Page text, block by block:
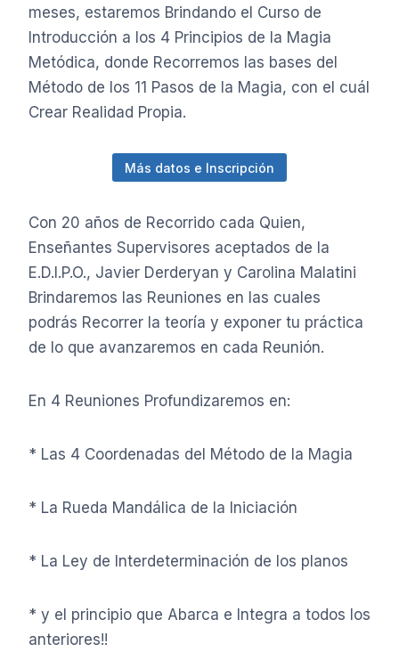
meses, estaremos Brindando el Curso de
Introducción a los 4 Principios de la Magia
Metódica, donde Recorremos las bases del
Método de los 11 Pasos de la Magia, con el cuál
Crear Realidad Propia.
Más datos e Inscripción
Con 20 años de Recorrido cada Quien,
Enseñantes Supervisores aceptados de la
E.D.I.P.O., Javier Derderyan y Carolina Malatini
Brindaremos las Reuniones en las cuales
podrás Recorrer la teoría y exponer tu práctica
de lo que avanzaremos en cada Reunión.
En 4 Reuniones Profundizaremos en:
* Las 4 Coordenadas del Método de la Magia
* La Rueda Mandálica de la Iniciación
* La Ley de Interdeterminación de los planos
* y el principio que Abarca e Integra a todos los
anteriores!!